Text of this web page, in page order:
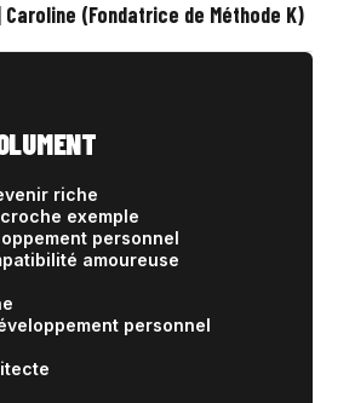
Caroline (Fondatrice de Méthode K)
riche
exemple
personnel
amoureuse
personnel